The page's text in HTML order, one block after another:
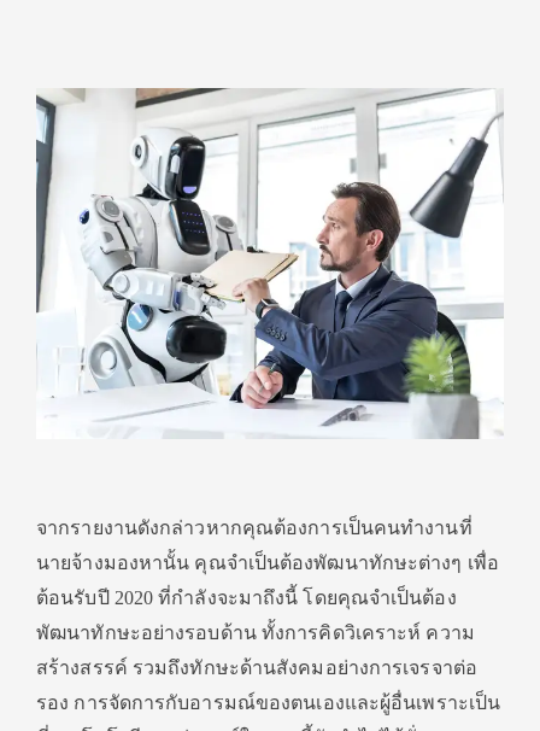
จากรายงานดังกล่าวหากคุณต้องการเป็นคนทำงานที่
นายจ้างมองหานั้น คุณจำเป็นต้องพัฒนาทักษะต่างๆ เพื่อ
ต้อนรับปี 2020 ที่กำลังจะมาถึงนี้ โดยคุณจำเป็นต้อง
พัฒนาทักษะอย่างรอบด้าน ทั้งการคิดวิเคราะห์ ความ
สร้างสรรค์ รวมถึงทักษะด้านสังคมอย่างการเจรจาต่อ
รอง การจัดการกับอารมณ์ของตนเองและผู้อื่นเพราะเป็น